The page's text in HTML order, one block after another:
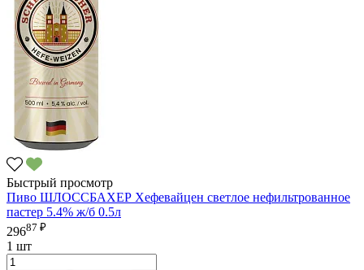
Быстрый просмотр
Пиво ШЛОССБАХЕР Хефевайцен светлое нефильтрованное
пастер 5.4% ж/б 0.5л
29687 ₽
1 шт